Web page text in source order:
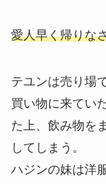
愛人早く帰りな
テユンは売り場
買い物に来てい
た上、飲み物を
してしまう。
ハジンの妹は洋